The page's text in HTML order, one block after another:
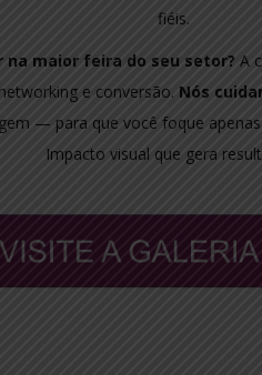
fiéis.
na maior feira do seu setor? A
e conversão. Nós
— para que você foque
Impacto visual que gera